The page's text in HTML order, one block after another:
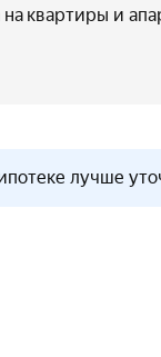
квартиры и
лучше